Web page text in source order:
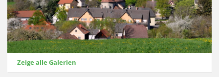
Zeige alle Galerien